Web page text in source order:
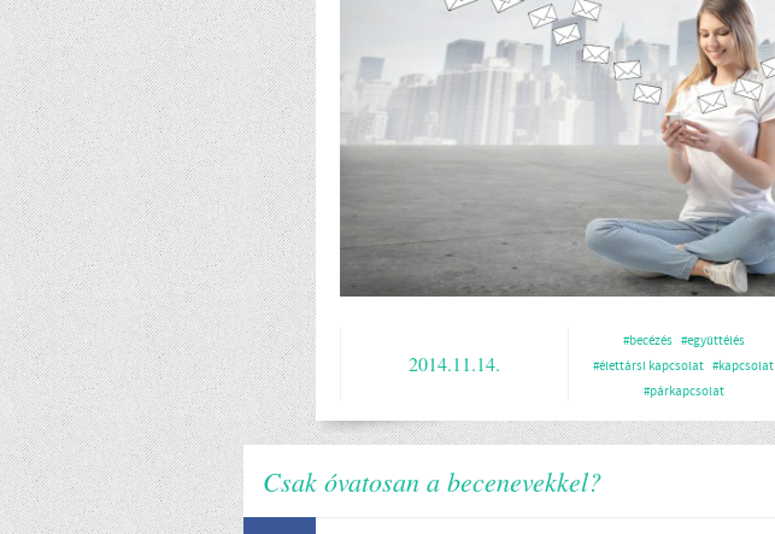
2014.11.14.
#becézés #együttélés
#élettársi kapcsolat #kapcsolat
#párkapcsolat
Csak óvatosan a becenevekkel?